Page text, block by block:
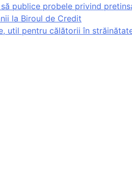
publice probele privind
la Biroul de Credit
util pentru călătorii în